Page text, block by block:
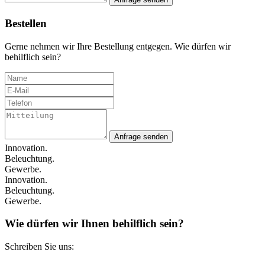
Bestellen
Gerne nehmen wir Ihre Bestellung entgegen. Wie dürfen wir
behilflich sein?
Anfrage senden
Innovation.
Beleuchtung.
Gewerbe.
Innovation.
Beleuchtung.
Gewerbe.
Wie dürfen wir Ihnen behilflich sein?
Schreiben Sie uns: